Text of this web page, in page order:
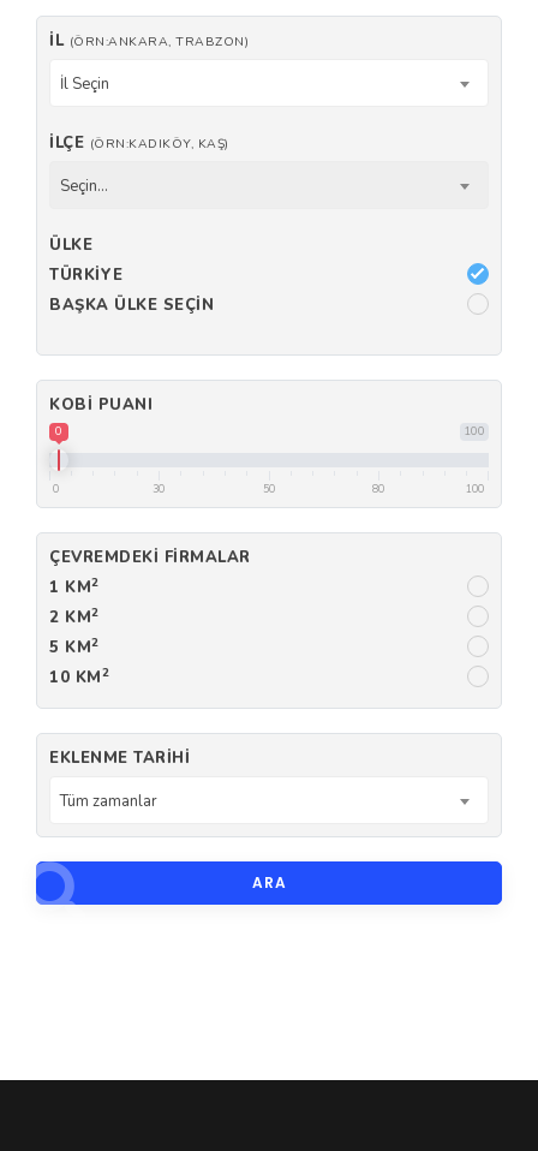
İL (ÖRN:ANKARA, TRABZON)
İl Seçin
İLÇE (ÖRN:KADIKÖY, KAŞ)
Seçin...
ÜLKE
TÜRKIYE
BAŞKA ÜLKE SEÇIN
KOBI PUANI
100
0
0 30 50 80 100
ÇEVREMDEKI FIRMALAR
1 KM2
2 KM2
5 KM2
10 KM2
EKLENME TARIHI
Tüm zamanlar
ARA